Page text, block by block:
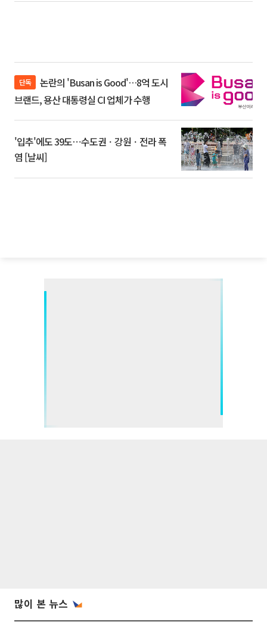
단독
브랜드, 용산 대통령실 CI 업체가 수행
'입추'에도 39도⋯수도권ㆍ강원ㆍ전라 폭
염 [날씨]
많이 본 뉴스